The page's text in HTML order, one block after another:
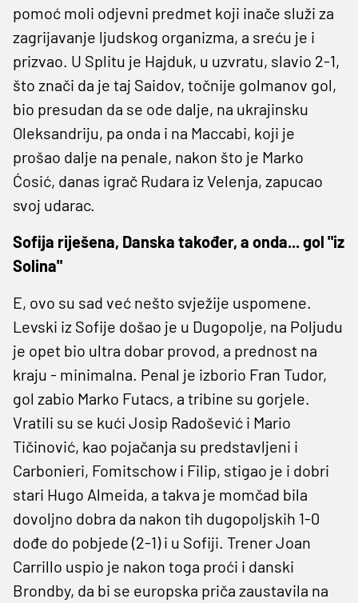
pomoć moli odjevni predmet koji inače služi za
zagrijavanje ljudskog organizma, a sreću je i
prizvao. U Splitu je Hajduk, u uzvratu, slavio 2-1,
što znači da je taj Saidov, točnije golmanov gol,
bio presudan da se ode dalje, na ukrajinsku
Oleksandriju, pa onda i na Maccabi, koji je
prošao dalje na penale, nakon što je Marko
Ćosić, danas igrač Rudara iz Velenja, zapucao
svoj udarac.
Sofija riješena, Danska također, a onda... gol "iz
Solina"
E, ovo su sad već nešto svježije uspomene.
Levski iz Sofije došao je u Dugopolje, na Poljudu
je opet bio ultra dobar provod, a prednost na
kraju - minimalna. Penal je izborio Fran Tudor,
gol zabio Marko Futacs, a tribine su gorjele.
Vratili su se kući Josip Radošević i Mario
Tičinović, kao pojačanja su predstavljeni i
Carbonieri, Fomitschow i Filip, stigao je i dobri
stari Hugo Almeida, a takva je momčad bila
dovoljno dobra da nakon tih dugopoljskih 1-0
dođe do pobjede (2-1) i u Sofiji. Trener Joan
Carrillo uspio je nakon toga proći i danski
Brondby, da bi se europska priča zaustavila na